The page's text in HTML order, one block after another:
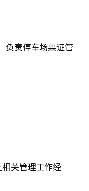
负责停车场票证管
关管理工作经